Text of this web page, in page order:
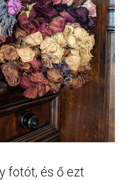
fotót, és ő ezt